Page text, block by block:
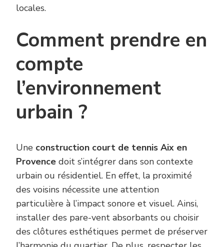
locales.
Comment prendre en
compte
l’environnement
urbain ?
Une construction court de tennis Aix en
Provence doit s’intégrer dans son contexte
urbain ou résidentiel. En effet, la proximité
des voisins nécessite une attention
particulière à l’impact sonore et visuel. Ainsi,
installer des pare-vent absorbants ou choisir
des clôtures esthétiques permet de préserver